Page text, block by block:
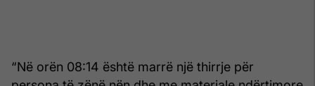
“Në orën 08:14 është marrë një thirrje për